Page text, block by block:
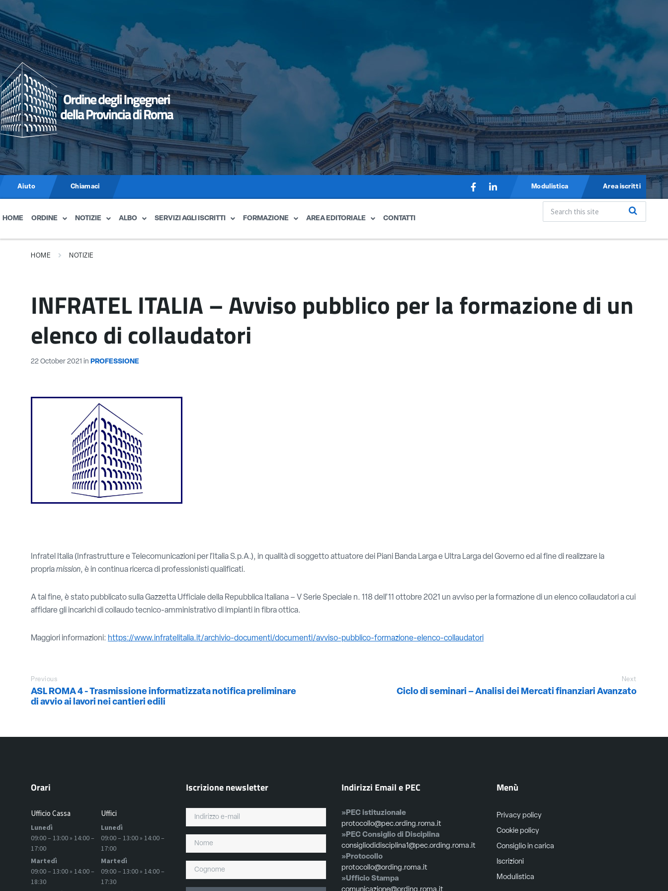
Aiuto Chiamaci Modulistica Area iscritti
HOME ORDINE NOTIZIE ALBO SERVIZI AGLI ISCRITTI FORMAZIONE AREA EDITORIALE CONTATTI
HOME NOTIZIE
INFRATEL ITALIA – Avviso pubblico per la formazione di un
elenco di collaudatori
22 October 2021 in PROFESSIONE
Infratel Italia (Infrastrutture e Telecomunicazioni per l’Italia S.p.A.), in qualità di soggetto attuatore dei Piani Banda Larga e Ultra Larga del Governo ed al fine di realizzare la
propriamission, è in continua ricerca di professionisti qualificati.
A tal fine, è stato pubblicato sulla Gazzetta Ufficiale della Repubblica Italiana – V Serie Speciale n. 118 dell’11 ottobre 2021 un avviso per la formazione di un elenco collaudatori a cui
affidare gli incarichi di collaudo tecnico-amministrativo di impianti in fibra ottica.
Maggiori informazioni: https://www.infratelitalia.it/archivio-documenti/documenti/avviso-pubblico-formazione-elenco-collaudatori
Previous
ASL ROMA 4 - Trasmissione informatizzata notifica preliminare
di avvio ai lavori nei cantieri edili
Next
Ciclo di seminari – Analisi dei Mercati finanziari Avanzato
Orari
Ufficio Cassa
Lunedì
09:00 – 13:00 » 14:00 –
17:00
Martedì
09:00 – 13:00 » 14:00 –
18:30
Uffici
Lunedì
09:00 – 13:00 » 14:00 –
17:00
Martedì
09:00 – 13:00 » 14:00 –
17:30
Iscrizione newsletter Indirizzi Email e PEC
»PEC istituzionale
protocollo@pec.ording.roma.it
»PEC Consiglio di Disciplina
consigliodidisciplina1@pec.ording.roma.it
»Protocollo
protocollo@ording.roma.it
»Ufficio Stampa
Menù
Privacy policy
Cookie policy
Consiglio in carica
Iscrizioni
Modulistica